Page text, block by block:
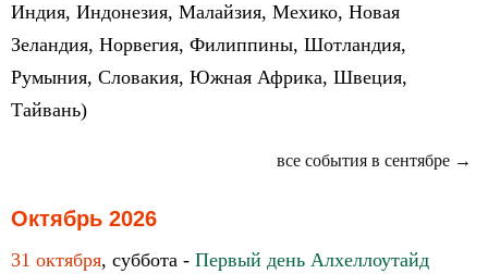
Индия, Индонезия, Малайзия, Мехико, Новая
Зеландия, Норвегия, Филиппины, Шотландия,
Румыния, Словакия, Южная Африка, Швеция,
Тайвань)
все события в сентябре →
Октябрь 2026
31 октября, суббота - Первый день Алхеллоутайд